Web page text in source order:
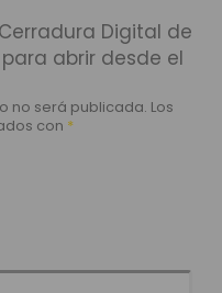
Digital de
abrir desde el
no será publicada. Los
con *